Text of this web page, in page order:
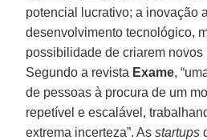
potencial lucrativo; a inovação
desenvolvimento tecnológico,
possibilidade de criarem
Segundo a revista Exame,
de pessoas à procura de um
repetível e escalável,
extrema incerteza”. Asstartups